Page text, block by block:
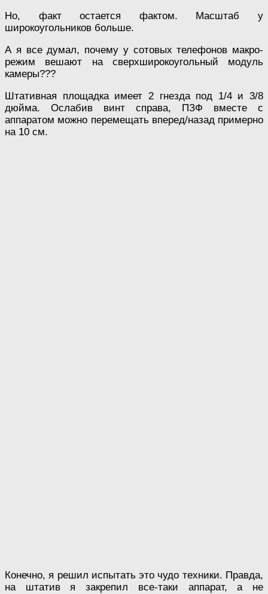
Но, факт остается фактом. Масштаб у
широкоугольников больше.
А я все думал, почему у сотовых телефонов макро-
режим вешают на сверхширокоугольный модуль
камеры???
Штативная площадка имеет 2 гнезда под 1/4 и 3/8
дюйма. Ослабив винт справа, ПЗФ вместе с
аппаратом можно перемещать вперед/назад примерно
на 10 см.
Конечно, я решил испытать это чудо техники. Правда,
на штатив я закрепил все-таки аппарат, а не